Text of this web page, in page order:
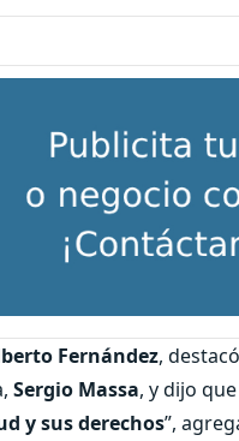
Fernández,
Sergio Massa, y dijo que
y sus derechos”,